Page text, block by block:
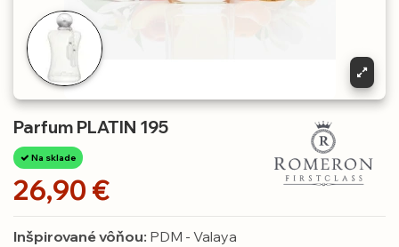
Parfum PLATIN 195
Na sklade
26,90 €
Inšpirované vôňou: PDM - Valaya